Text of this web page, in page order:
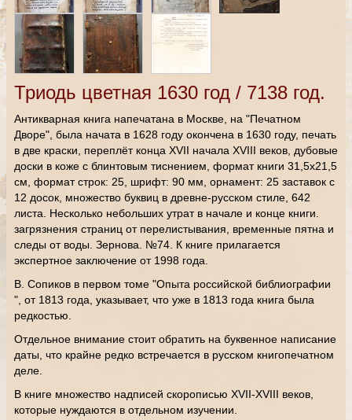
Триодь цветная 1630 год / 7138 год.
Антикварная книга напечатана в Москве, на "Печатном
Дворе", была начата в 1628 году окончена в 1630 году, печать
в две краски, переплёт конца XVII начала XVIII веков, дубовые
доски в коже с блинтовым тиснением, формат книги 31,5х21,5
см, формат строк: 25, шрифт: 90 мм, орнамент: 25 заставок с
12 досок, множество буквиц в древне-русском стиле, 642
листа. Несколько небольших утрат в начале и конце книги.
загрязнения страниц от перелистывания, временные пятна и
следы от воды. Зернова. №74. К книге прилагается
экспертное заключение от 1998 года.
В. Сопиков в первом томе "Опыта российской библиографии
", от 1813 года, указывает, что уже в 1813 года книга была
редкостью.
Отдельное внимание стоит обратить на буквенное написание
даты, что крайне редко встречается в русском книгопечатном
деле.
В книге множество надписей скорописью XVII-XVIII веков,
которые нуждаются в отдельном изучении.